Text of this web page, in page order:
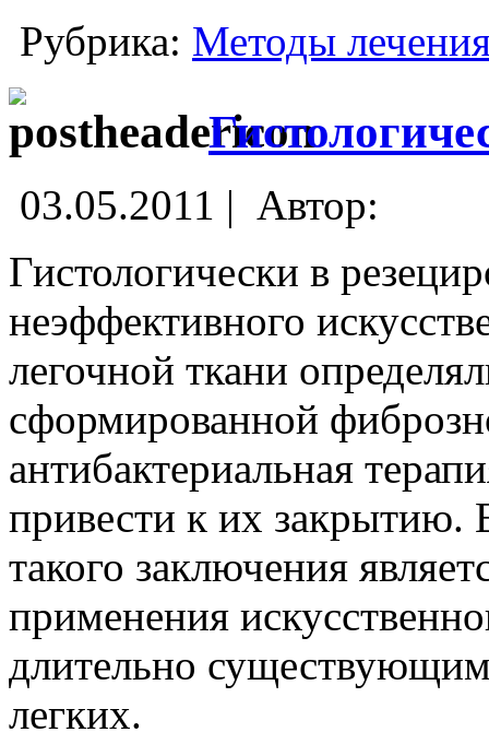
Рубрика: Методы
03.05.2011 | Автор:
Гистологически в
неэффективного
легочной ткани
сформированной
антибактериальная
привести к их закрытию.
такого заключения
применения
длительно
легких.